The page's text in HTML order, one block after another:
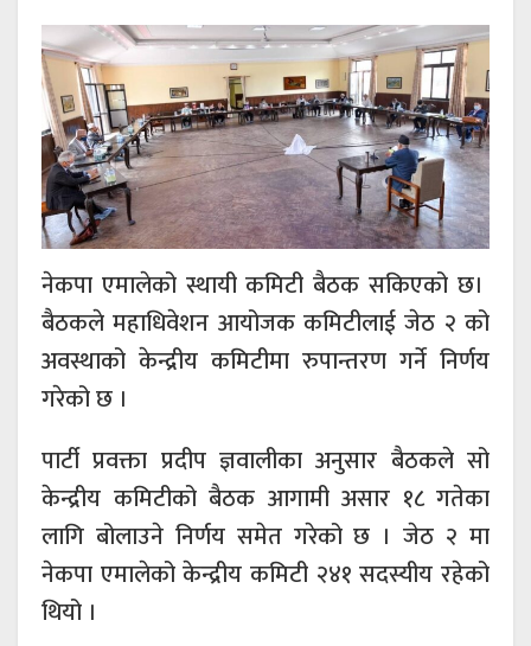
नेकपा एमालेको स्थायी कमिटी बैठक सकिएको छ।
बैठकले महाधिवेशन आयोजक कमिटीलाई जेठ २ को
अवस्थाको केन्द्रीय कमिटीमा रुपान्तरण गर्ने निर्णय
गरेको छ ।
पार्टी प्रवक्ता प्रदीप ज्ञवालीका अनुसार बैठकले सो
केन्द्रीय कमिटीको बैठक आगामी असार १८ गतेका
लागि बोलाउने निर्णय समेत गरेको छ । जेठ २ मा
नेकपा एमालेको केन्द्रीय कमिटी २४१ सदस्यीय रहेको
थियो ।